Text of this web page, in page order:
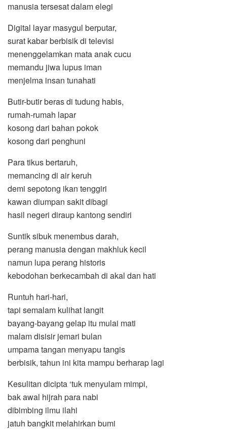
manusia tersesat dalam elegi
Digital layar masygul berputar,
surat kabar berbisik di televisi
menenggelamkan mata anak cucu
memandu jiwa lupus iman
menjelma insan tunahati
Butir-butir beras di tudung habis,
rumah-rumah lapar
kosong dari bahan pokok
kosong dari penghuni
Para tikus bertaruh,
memancing di air keruh
demi sepotong ikan tenggiri
kawan diumpan sakit dibagi
hasil negeri diraup kantong sendiri
Suntik sibuk menembus darah,
perang manusia dengan makhluk kecil
namun lupa perang historis
kebodohan berkecambah di akal dan hati
Runtuh hari-hari,
tapi semalam kulihat langit
bayang-bayang gelap itu mulai mati
malam disisir jemari bulan
umpama tangan menyapu tangis
berbisik, tahun ini kita mampu berharap lagi
Kesulitan dicipta ‘tuk menyulam mimpi,
bak awal hijrah para nabi
dibimbing ilmu ilahi
jatuh bangkit melahirkan bumi